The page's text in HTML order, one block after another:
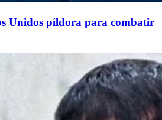
Unidos píldora para combatir